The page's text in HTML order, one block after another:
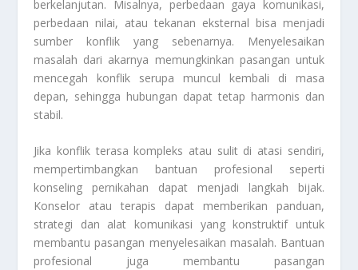
berkelanjutan. Misalnya, perbedaan gaya komunikasi,
perbedaan nilai, atau tekanan eksternal bisa menjadi
sumber konflik yang sebenarnya. Menyelesaikan
masalah dari akarnya memungkinkan pasangan untuk
mencegah konflik serupa muncul kembali di masa
depan, sehingga hubungan dapat tetap harmonis dan
stabil.
Jika konflik terasa kompleks atau sulit di atasi sendiri,
mempertimbangkan bantuan profesional seperti
konseling pernikahan dapat menjadi langkah bijak.
Konselor atau terapis dapat memberikan panduan,
strategi dan alat komunikasi yang konstruktif untuk
membantu pasangan menyelesaikan masalah. Bantuan
profesional juga membantu pasangan